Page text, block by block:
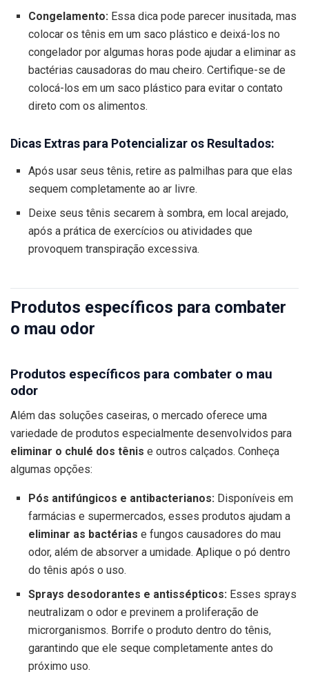
Congelamento:Essa dica pode parecer inusitada, mas
colocar os tênis em um saco plástico e deixá-los no
congelador por algumas horas pode ajudar a eliminar as
bactérias causadoras do mau cheiro. Certifique-se de
colocá-los em um saco plástico para evitar o contato
direto com os alimentos.
Dicas Extras para Potencializar os Resultados:
Após usar seus tênis, retire as palmilhas para que elas
sequem completamente ao ar livre.
Deixe seus tênis secarem à sombra, em local arejado,
após a prática de exercícios ou atividades que
provoquem transpiração excessiva.
Produtos específicos para combater
o mau odor
Produtos específicos para combater o mau
odor
Além das soluções caseiras, o mercado oferece uma
variedade de produtos especialmente desenvolvidos para
eliminar o chulé dos tênis e outros calçados. Conheça
algumas opções:
Pós antifúngicos e antibacterianos:Disponíveis em
farmácias e supermercados, esses produtos ajudam a
eliminar as bactérias e fungos causadores do mau
odor, além de absorver a umidade. Aplique o pó dentro
do tênis após o uso.
Sprays desodorantes e antissépticos: Esses sprays
neutralizam o odor e previnem a proliferação de
microrganismos. Borrife o produto dentro do tênis,
garantindo que ele seque completamente antes do
próximo uso.